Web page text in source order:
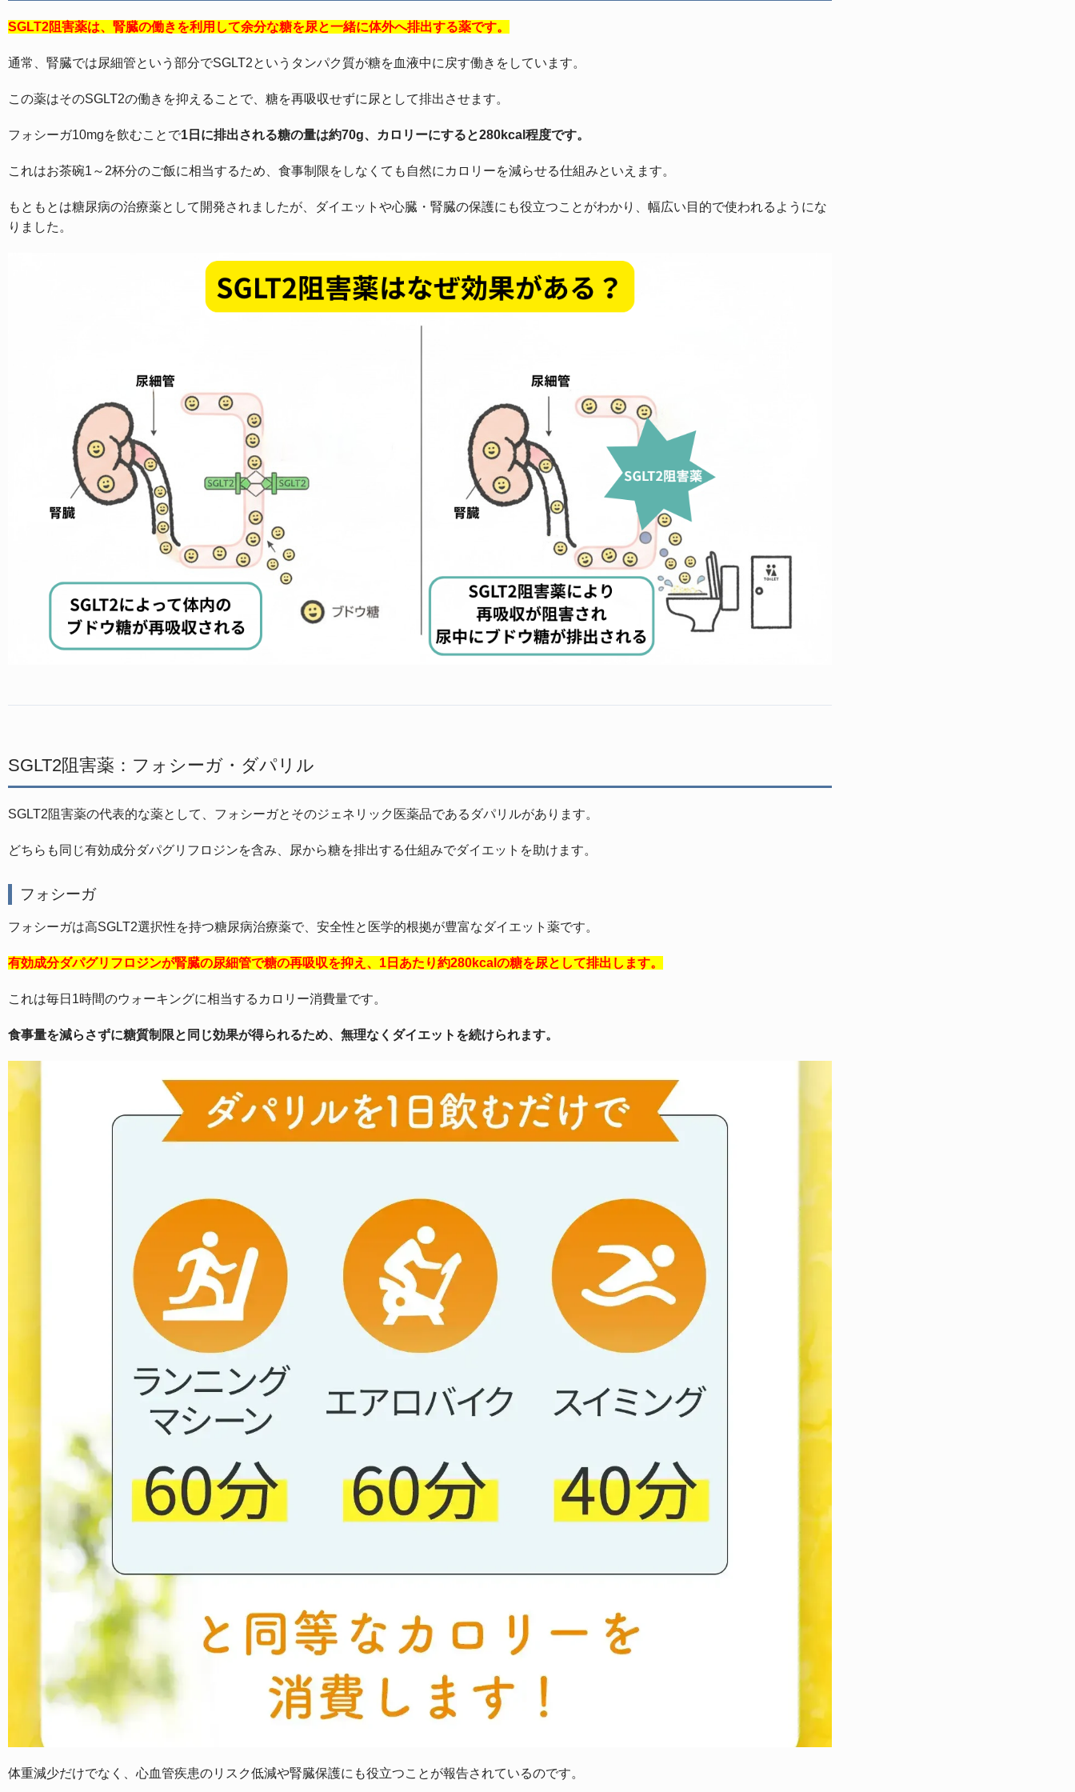
SGLT2阻害薬は、腎臓の働きを利用して余分な糖を尿と一緒に体外へ排出する薬です。
通常、腎臓では尿細管という部分でSGLT2というタンパク質が糖を血液中に戻す働きをしています。
この薬はそのSGLT2の働きを抑えることで、糖を再吸収せずに尿として排出させます。
フォシーガ10mgを飲むことで1日に排出される糖の量は約70g、カロリーにすると280kcal程度です。
これはお茶碗1～2杯分のご飯に相当するため、食事制限をしなくても自然にカロリーを減らせる仕組みといえます。
もともとは糖尿病の治療薬として開発されましたが、ダイエットや心臓・腎臓の保護にも役立つことがわかり、幅広い目的で使われるようにな
りました。
SGLT2阻害薬：フォシーガ・ダパリル
SGLT2阻害薬の代表的な薬として、フォシーガとそのジェネリック医薬品であるダパリルがあります。
どちらも同じ有効成分ダパグリフロジンを含み、尿から糖を排出する仕組みでダイエットを助けます。
フォシーガ
フォシーガは高SGLT2選択性を持つ糖尿病治療薬で、安全性と医学的根拠が豊富なダイエット薬です。
有効成分ダパグリフロジンが腎臓の尿細管で糖の再吸収を抑え、1日あたり約280kcalの糖を尿として排出します。
これは毎日1時間のウォーキングに相当するカロリー消費量です。
食事量を減らさずに糖質制限と同じ効果が得られるため、無理なくダイエットを続けられます。
体重減少だけでなく、心血管疾患のリスク低減や腎臓保護にも役立つことが報告されているのです。